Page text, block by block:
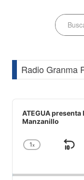
Radio Granma
Audio
Player
ATEGUA presenta
Manzanillo
Change
1x